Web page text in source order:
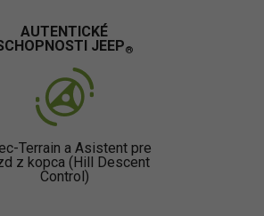
AUTENTICKÉ
JEEP®
Terrain a Asistent pre
z kopca (Hill Descent
Control)